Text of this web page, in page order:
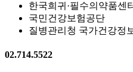
한국희귀·필수의약품센
국민건강보험공단
질병관리청 국가건강정
02.714.5522